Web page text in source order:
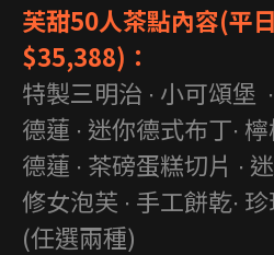
芙甜50人茶點內容(平
$35,388)：
特製三明治 ∙ 小可頌堡
德蓮 ∙ 迷你德式布丁∙
德蓮 ∙ 茶磅蛋糕切片 ∙
修女泡芙 ∙ 手工餅乾∙
(任選兩種)